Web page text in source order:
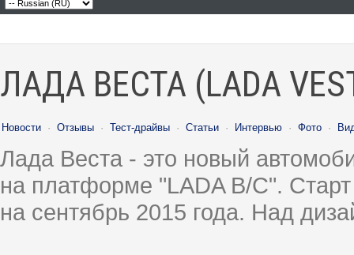
ЛАДА ВЕСТА (LADA
Новости · Отзывы · Тест-драйвы · Статьи · Интервью · Фото ·
Лада Веста - это новый
на платформе "LADA B/C".
на сентябрь 2015 года. Над